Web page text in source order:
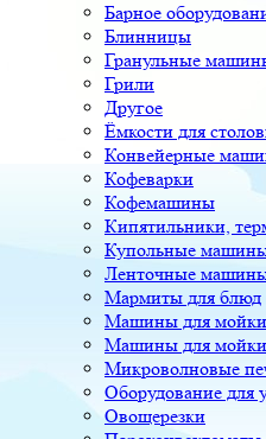
Барное
Блинницы
Гранульные
Грили
Другое
Ёмкости для
Конвейерные
Кофеварки
Кофемашины
Кипятильники,
Купольные
Ленточные
Мармиты для блюд
Машины для мойки
Машины для мойки
Микроволновые
Оборудование для
Овощерезки